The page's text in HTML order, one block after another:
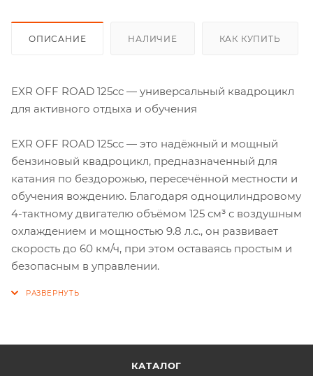
ОПИСАНИЕ НАЛИЧИЕ КАК КУПИТЬ
EXR OFF ROAD 125cc — универсальный квадроцикл
для активного отдыха и обучения
EXR OFF ROAD 125cc — это надёжный и мощный
бензиновый квадроцикл, предназначенный для
катания по бездорожью, пересечённой местности и
обучения вождению. Благодаря одноцилиндровому
4-тактному двигателю объёмом 125 см³ с воздушным
охлаждением и мощностью 9.8 л.с., он развивает
скорость до 60 км/ч, при этом оставаясь простым и
безопасным в управлении.
КАТАЛОГ